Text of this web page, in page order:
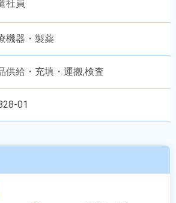
社員
機器・製薬
供給・充填・運搬,検査
01